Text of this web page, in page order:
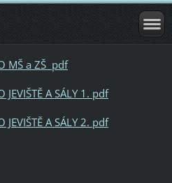
MŠ a ZŠ pdf
JEVIŠTĚ A SÁLY 1. pdf
JEVIŠTĚ A SÁLY 2. pdf